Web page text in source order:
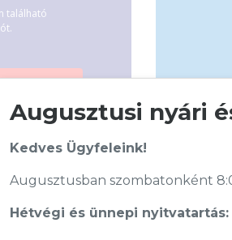
található
Augusztusi nyári
Kedves Ügyfeleink!
Augusztusban szombatonként
Hétvégi és ünnepi nyitvatartás: